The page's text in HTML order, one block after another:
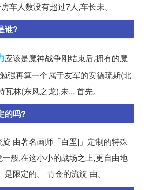
车人数没有超过7人,车长未。
谁?
应该是魔神战争刚结束后,拥有的魔
强再算一个属于友军的安德琉斯(北
林(东风之龙),未... 首先。
的吗?
由著名画师「白垩]」定制的特殊
般,在这小小的战场之上,更自由地
限定的。 青金的流旋 由。